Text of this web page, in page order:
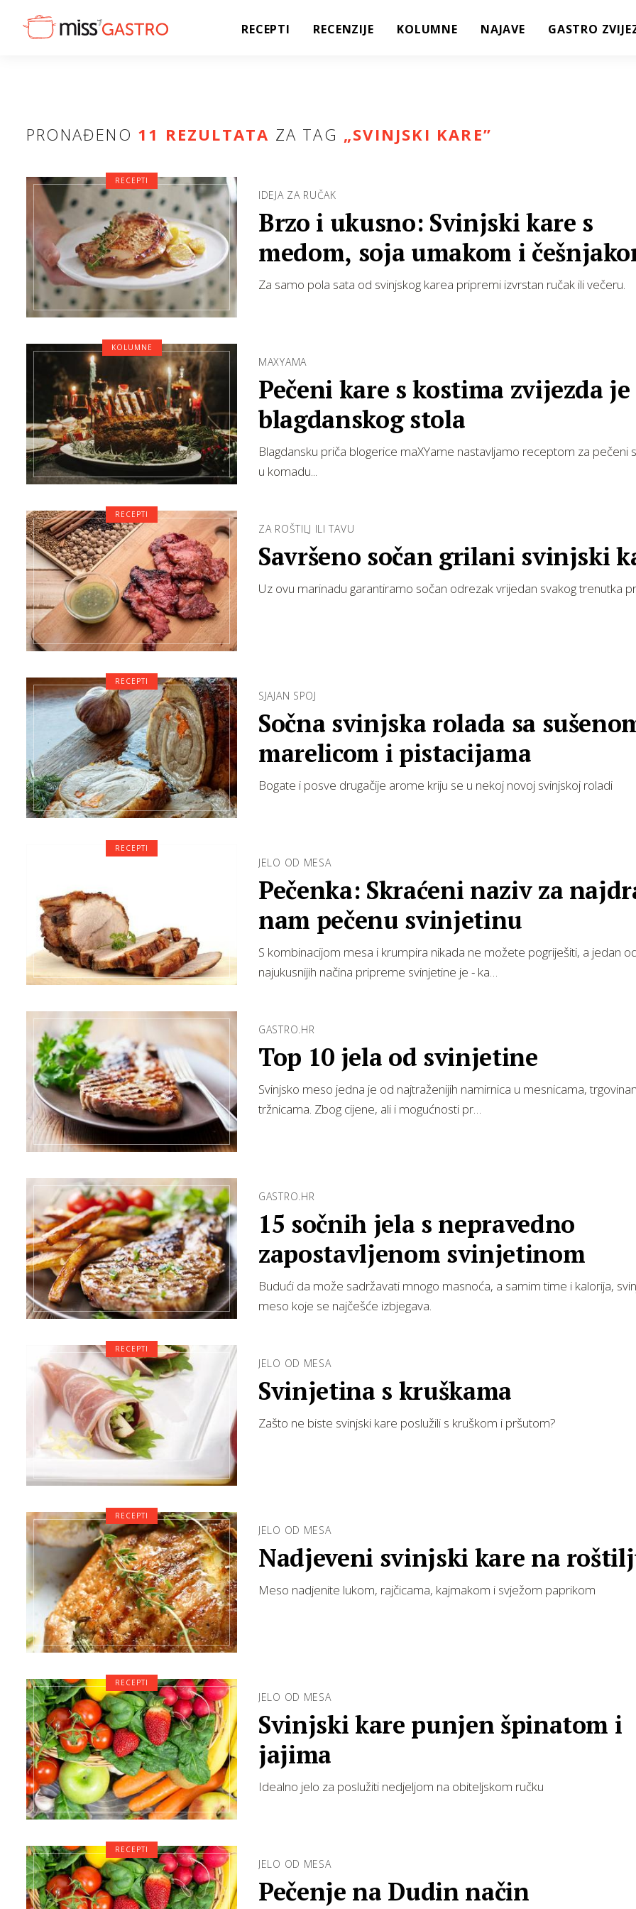
RECEPTI RECENZIJE KOLUMNE NAJAVE GASTRO
PRONAĐENO 11 REZULTATA ZA TAG „SVINJSKI KARE”
IDEJA ZA RUČAK
Brzo i ukusno: Svinjski kare s
medom, soja umakom i
Za samo pola sata od svinjskog karea pripremi izvrstan ručak ili večeru.
RECEPTI
MAXYAMA
Pečeni kare s kostima zvijezda je
blagdanskog stola
Blagdansku priča blogerice maXYame nastavljamo receptom za pečeni
u komadu...
KOLUMNE
ZA ROŠTILJ ILI TAVU
Savršeno sočan grilani svinjski
Uz ovu marinadu garantiramo sočan odrezak vrijedan svakog trenutka
RECEPTI
SJAJAN SPOJ
Sočna svinjska rolada sa
marelicom i pistacijama
Bogate i posve drugačije arome kriju se u nekoj novoj svinjskoj roladi
RECEPTI
JELO OD MESA
Pečenka: Skraćeni naziv za
nam pečenu svinjetinu
S kombinacijom mesa i krumpira nikada ne možete pogriješiti, a jedan
najukusnijih načina pripreme svinjetine je - ka…
RECEPTI
GASTRO.HR
Top 10 jela od svinjetine
Svinjsko meso jedna je od najtraženijih namirnica u mesnicama,
tržnicama. Zbog cijene, ali i mogućnosti pr…
GASTRO.HR
15 sočnih jela s nepravedno
zapostavljenom svinjetinom
Budući da može sadržavati mnogo masnoća, a samim time i kalorija,
meso koje se najčešće izbjegava.
JELO OD MESA
Svinjetina s kruškama
Zašto ne biste svinjski kare poslužili s kruškom i pršutom?
RECEPTI
JELO OD MESA
Nadjeveni svinjski kare na
Meso nadjenite lukom, rajčicama, kajmakom i svježom paprikom
RECEPTI
JELO OD MESA
Svinjski kare punjen špinatom i
jajima
Idealno jelo za poslužiti nedjeljom na obiteljskom ručku
RECEPTI
JELO OD MESA
Pečenje na Dudin način
RECEPTI